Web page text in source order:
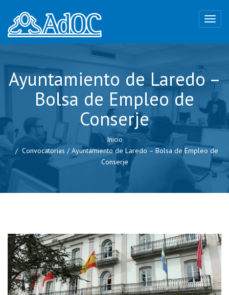
Ayuntamiento de Laredo –
Bolsa de Empleo de
Conserje
Inicio
Convocatorias /Ayuntamiento de Laredo – Bolsa de Empleo de
Conserje